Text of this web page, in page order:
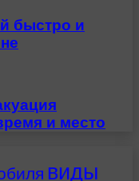
быстро и
и место
виды